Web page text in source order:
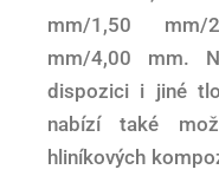
mm/1,50 mm/
mm/4,00 mm.
dispozici i jiné
nabízí také
hliníkových